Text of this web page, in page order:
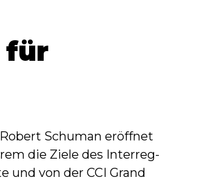
für
Schuman eröffnet
die Ziele des Interreg-
und von der CCI Grand